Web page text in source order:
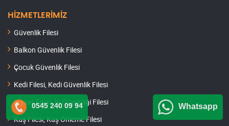
HİZMETLERİMİZ
Güvenlik Filesi
Balkon Güvenlik Filesi
Çocuk Güvenlik Filesi
Kedi Filesi, Kedi Güvenlik Filesi
İnşaat Filesi, İş Güvenliği Filesi
Kuş Filesi, Kuş Önleme Filesi
0545 240 09 94 Whatsapp